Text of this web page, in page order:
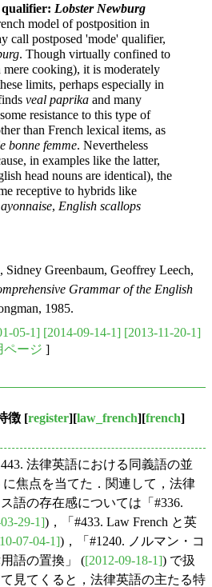
qualifier: Lobster Newburg
model of postposition in
call postposed 'mode' qualifier,
. Though virtually confined to
mere cooking), it is moderately
limits, perhaps especially in
veal paprika and many
resistance to this type of
than French lexical items, as
bonne femme. Nevertheless
in examples like the latter,
head nouns are identical), the
receptive to hybrids like
, English scallops
Greenbaum, Geoffrey Leech,
Grammar of the English
1985.
05-1] [2014-09-14-1] [2013-11-20-1]
ページ ]
徴 [register][law_french][french]
法律英語における同義語の並
に焦点を当てた．関連して，法律
語の存在感については「#336.
29-1])，「#433. Law French と英
07-04-1])，「#1240. ノルマン・コ
語の置換」 ([2012-09-18-1]) で扱
見てくると，法律英語の主たる特